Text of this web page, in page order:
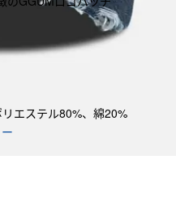
エステル80%、綿20%